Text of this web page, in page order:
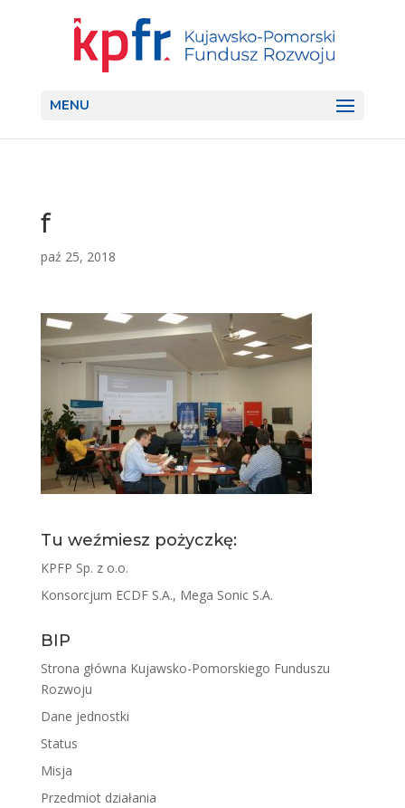
MENU
f
paź 25, 2018
Tu weźmiesz pożyczkę:
KPFP Sp. z o.o.
Konsorcjum ECDF S.A., Mega Sonic S.A.
BIP
Strona główna Kujawsko-Pomorskiego Funduszu
Rozwoju
Dane jednostki
Status
Misja
Przedmiot działania